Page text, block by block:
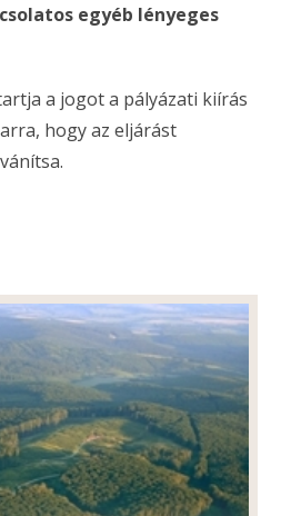
egyéb lényeges
a jogot a pályázati kiírás
hogy az eljárást